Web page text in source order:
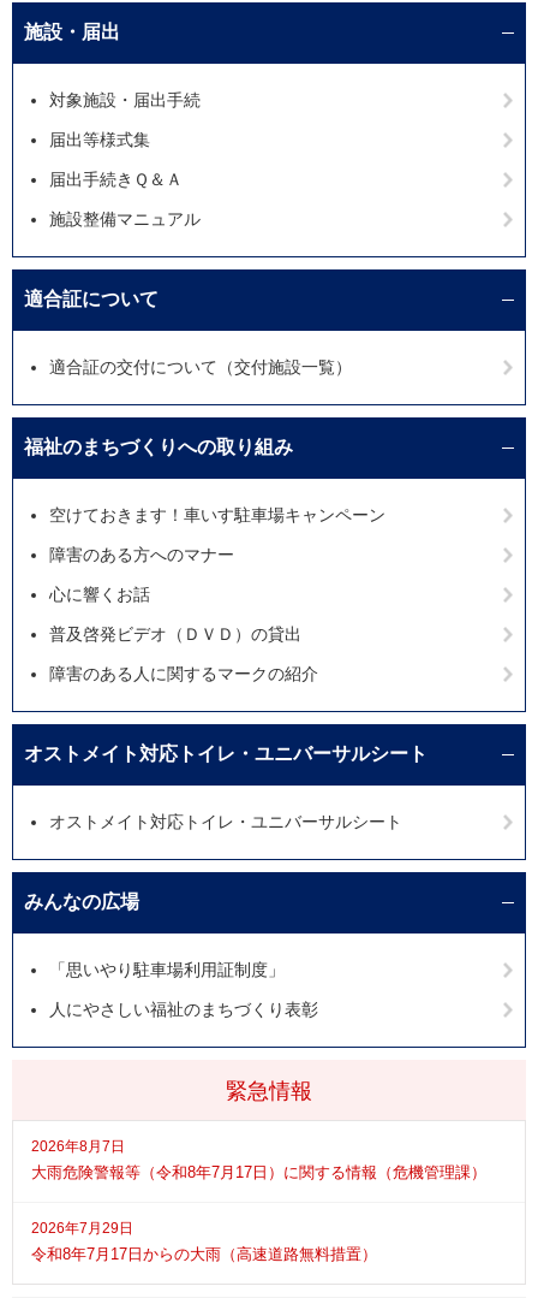
緊急情報
2026年8月7日
大雨危険警報等（令和8年7月17日）に関する情報（危機管理課）
2026年7月29日
令和8年7月17日からの大雨（高速道路無料措置）
施設・届出
対象施設・届出手続
届出等様式集
届出手続きＱ＆Ａ
施設整備マニュアル
適合証について
適合証の交付について（交付施設一覧）
福祉のまちづくりへの取り組み
空けておきます！車いす駐車場キャンペーン
障害のある方へのマナー
心に響くお話
普及啓発ビデオ（ＤＶＤ）の貸出
障害のある人に関するマークの紹介
オストメイト対応トイレ・ユニバーサルシート
オストメイト対応トイレ・ユニバーサルシート
みんなの広場
「思いやり駐車場利用証制度」
人にやさしい福祉のまちづくり表彰